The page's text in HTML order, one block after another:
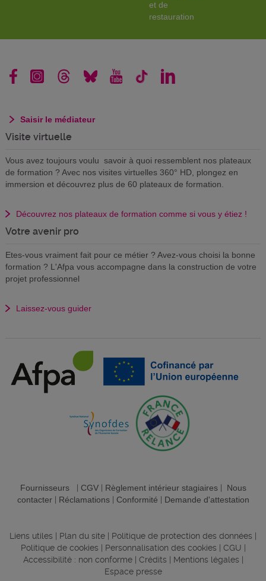
et de
restauration
Saisir le médiateur
Visite virtuelle
Vous avez toujours voulu savoir à quoi ressemblent nos plateaux
de formation ? Avec nos visites virtuelles 360° HD, plongez en
immersion et découvrez plus de 60 plateaux de formation.
Découvrez nos plateaux de formation comme si vous y étiez !
Votre avenir pro
Etes-vous vraiment fait pour ce métier ? Avez-vous choisi la bonne
formation ? L'Afpa vous accompagne dans la construction de votre
projet professionnel
Laissez-vous guider
Fournisseurs| CGV| Règlement intérieur stagiaires| Nous
contacter| Réclamations| Conformité Demande d'attestation
Liens utiles Plan du site Politique de protection des données
Politique de cookies
Personnalisation des cookies CGU
Accessibilité : non conforme| Crédits Mentions légales
Espace presse